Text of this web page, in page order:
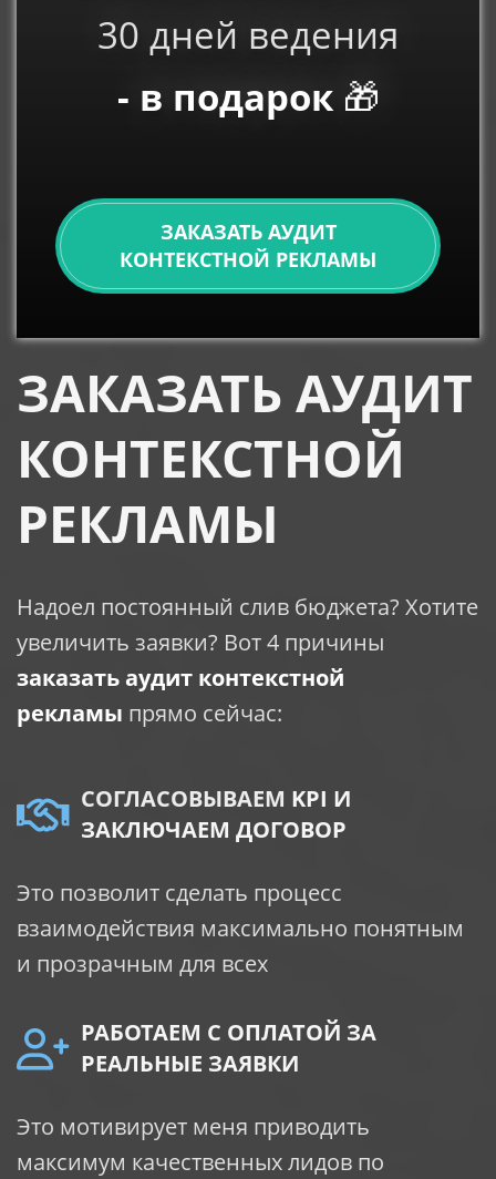
30 дней ведения
- в подарок 🎁
ЗАКАЗАТЬ АУДИТ
КОНТЕКСТНОЙ РЕКЛАМЫ
ЗАКАЗАТЬ АУДИТ
КОНТЕКСТНОЙ
РЕКЛАМЫ
Надоел постоянный слив бюджета? Хотите
увеличить заявки? Вот 4 причины
заказать аудит контекстной
рекламы прямо сейчас:
СОГЛАСОВЫВАЕМ KPI И
ЗАКЛЮЧАЕМ ДОГОВОР
Это позволит сделать процесс
взаимодействия максимально понятным
и прозрачным для всех
РАБОТАЕМ С ОПЛАТОЙ ЗА
РЕАЛЬНЫЕ ЗАЯВКИ
Это мотивирует меня приводить
максимум качественных лидов по